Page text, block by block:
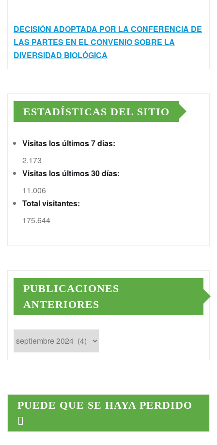
DECISIÓN ADOPTADA POR LA CONFERENCIA DE
LAS PARTES EN EL CONVENIO SOBRE LA
DIVERSIDAD BIOLÓGICA
ESTADÍSTICAS DEL SITIO
Visitas los últimos 7 días:
2.173
Visitas los últimos 30 días:
11.006
Total visitantes:
175.644
PUBLICACIONES
ANTERIORES
Publicaciones
anteriores
PUEDE QUE SE HAYA PERDIDO